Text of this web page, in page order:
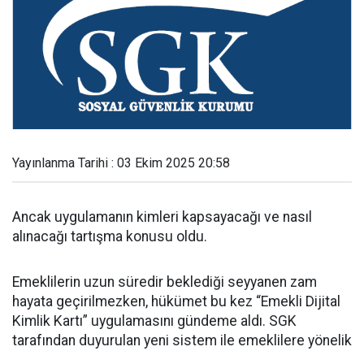
Yayınlanma Tarihi : 03 Ekim 2025 20:58
Ancak uygulamanın kimleri kapsayacağı ve nasıl
alınacağı tartışma konusu oldu.
Emeklilerin uzun süredir beklediği seyyanen zam
hayata geçirilmezken, hükümet bu kez “Emekli Dijital
Kimlik Kartı” uygulamasını gündeme aldı. SGK
tarafından duyurulan yeni sistem ile emeklilere yönelik